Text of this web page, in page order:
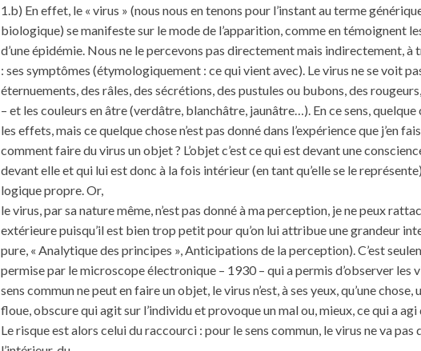
1.b) En effet, le « virus » (nous nous en tenons pour l’instant au terme
biologique) se manifeste sur le mode de l’apparition, comme en témoignent
d’une épidémie. Nous ne le percevons pas directement mais indirectement,
: ses symptômes (étymologiquement : ce qui vient avec). Le virus ne se voit
éternuements, des râles, des sécrétions, des pustules ou bubons, des
– et les couleurs en âtre (verdâtre, blanchâtre, jaunâtre…). En ce sens, quelque
les effets, mais ce quelque chose n’est pas donné dans l’expérience que j’en
comment faire du virus un objet ? L’objet c’est ce qui est devant une
devant elle et qui lui est donc à la fois intérieur (en tant qu’elle se le
logique propre. Or,
le virus, par sa nature même, n’est pas donné à ma perception, je ne peux
extérieure puisqu’il est bien trop petit pour qu’on lui attribue une grandeur
pure, « Analytique des principes », Anticipations de la perception). C’est
permise par le microscope électronique – 1930 – qui a permis d’observer les
sens commun ne peut en faire un objet, le virus n’est, à ses yeux, qu’une
floue, obscure qui agit sur l’individu et provoque un mal ou, mieux, ce qui a
Le risque est alors celui du raccourci : pour le sens commun, le virus ne va pas